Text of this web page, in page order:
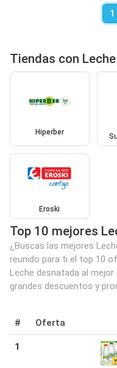
1
Tiendas con
Hiperber
Eroski
Top 10 mejores
¿Buscas las mejores
reunido para ti el top 10
Leche desnatada al
grandes descuentos y
# Oferta
1